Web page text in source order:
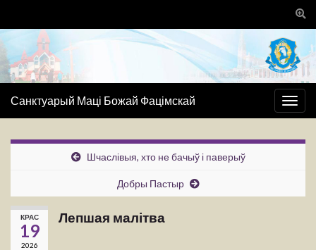
Санктуарый Маці Божай Фацімскай
Шчаслівыя, хто не бачыў і паверыў
Добры Пастыр
КРАС
19
2026
Лепшая малітва